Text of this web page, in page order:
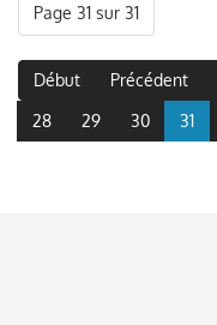
Page 31 sur 31
Début Précédent
28
29 30 31